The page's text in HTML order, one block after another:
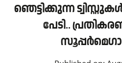
ഞെട്ടിക്കുന്ന
പേടി..